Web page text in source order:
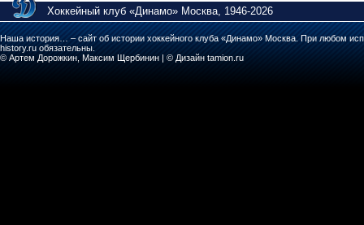
Хоккейный клуб «Динамо» Москва, 1946-2026
Наша история… – сайт об истории хоккейного клуба «Динамо» Москва. При любом
history.ru обязательны.
© Артем Дорожкин, Максим Щербинин | © Дизайн tamion.ru